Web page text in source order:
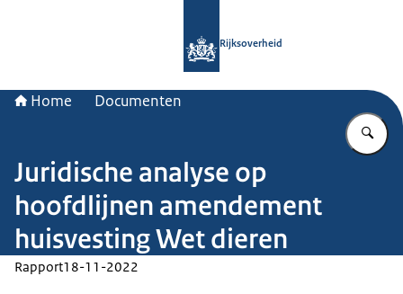
Rijksoverheid
Home Documenten
Juridische analyse op
hoofdlijnen amendement
huisvesting Wet dieren
Rapport18-11-2022